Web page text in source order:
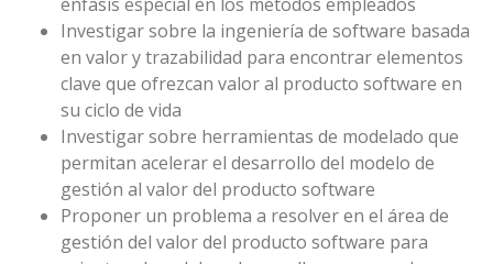
Investigar sobre la ingeniería de software basada
en valor y trazabilidad para encontrar elementos
clave que ofrezcan valor al producto software en
su ciclo de vida
Investigar sobre herramientas de modelado que
permitan acelerar el desarrollo del modelo de
gestión al valor del producto software
Proponer un problema a resolver en el área de
gestión del valor del producto software para